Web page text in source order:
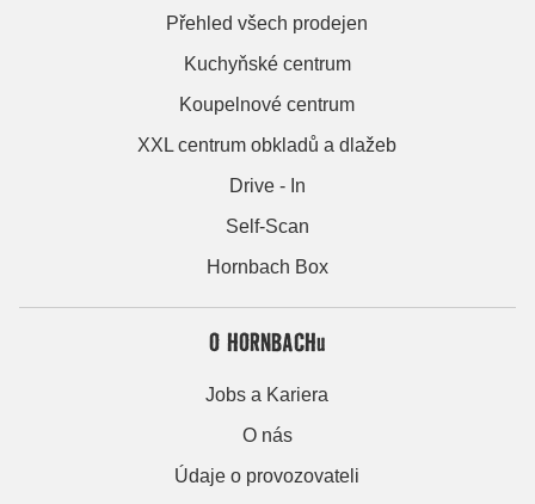
Přehled všech prodejen
Kuchyňské centrum
Koupelnové centrum
XXL centrum obkladů a dlažeb
Drive - In
Self-Scan
Hornbach Box
O HORNBACHu
Jobs a Kariera
O nás
Údaje o provozovateli